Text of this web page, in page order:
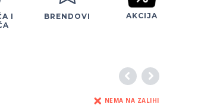
I
BRENDOVI AKCIJA
NEMA NA ZALIHI